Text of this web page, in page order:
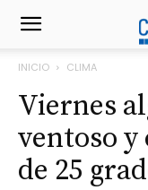
INICIO CLIMA
Viernes
ventoso
de 25